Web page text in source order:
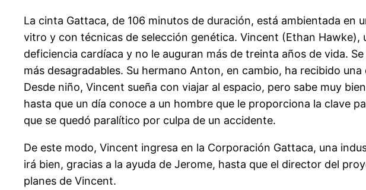
La cinta Gattaca, de 106 minutos de duración, está ambientada
vitro y con técnicas de selección genética. Vincent (Ethan
deficiencia cardíaca y no le auguran más de treinta años de vida.
más desagradables. Su hermano Anton, en cambio, ha recibido
Desde niño, Vincent sueña con viajar al espacio, pero sabe muy
hasta que un día conoce a un hombre que le proporciona la clave
que se quedó paralítico por culpa de un accidente.
De este modo, Vincent ingresa en la Corporación Gattaca, una
irá bien, gracias a la ayuda de Jerome, hasta que el director del
planes de Vincent.